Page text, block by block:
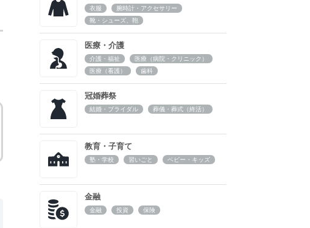
衣服
腕時計・アクセサリー
靴・シューズ、鞄
医療・介護
介護・福祉
医療（病院・クリニック）
医療（看護）
歯科
冠婚葬祭
結婚・ブライダル 葬儀・葬式（終活）
教育・子育て
塾・学校 習いごと ベビー・キッズ
金融
金融 投資 保険